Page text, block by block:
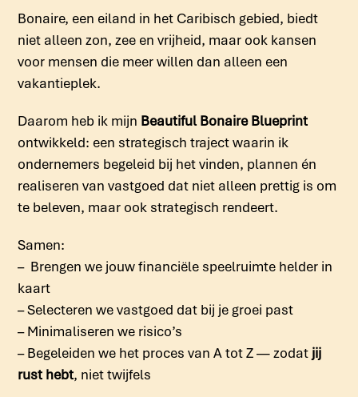
Bonaire, een eiland in het Caribisch gebied, biedt
niet alleen zon, zee en vrijheid, maar ook kansen
voor mensen die meer willen dan alleen een
vakantieplek.
Daarom heb ik mijn Beautiful Bonaire Blueprint
ontwikkeld: een strategisch traject waarin ik
ondernemers begeleid bij het vinden, plannen én
realiseren van vastgoed dat niet alleen prettig is om
te beleven, maar ook strategisch rendeert.
Samen:
– Brengen we jouw financiële speelruimte helder in
kaart
– Selecteren we vastgoed dat bij je groei past
– Minimaliseren we risico’s
– Begeleiden we het proces van A tot Z — zodat jij
rust hebt, niet twijfels